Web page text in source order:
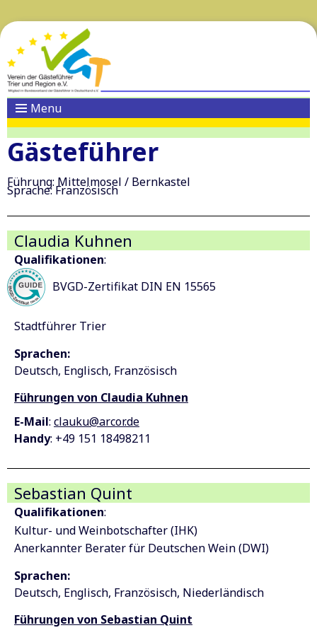
Menu
Gästeführer
Führung: Mittelmosel / Bernkastel
Sprache: Französisch
Claudia Kuhnen
Qualifikationen:
BVGD-Zertifikat DIN EN 15565
Stadtführer Trier
Sprachen:
Deutsch Englisch Französisch
Führungen von Claudia Kuhnen
E-Mail: clauku@arcor.de
Handy: +49 151 18498211
Sebastian Quint
Qualifikationen:
Kultur- und Weinbotschafter (IHK)
Anerkannter Berater für Deutschen Wein (DWI)
Sprachen:
Deutsch Englisch Französisch Niederländisch
Führungen von Sebastian Quint